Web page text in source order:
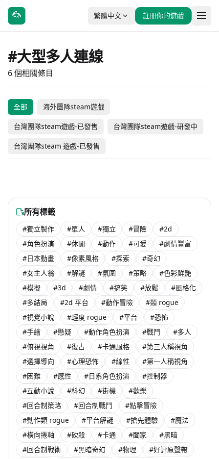
繁體中文 註冊你的遊戲
#大型多人連線
6 個相關條目
全部 海外團隊steam遊戲
台灣團隊steam遊戲-已發售 台灣團隊steam遊戲-研發中
台灣團隊steam 遊戲-已發售
王於興師
#大型多人連線 #角色扮演
超合金衝擊
#動作 #冒險
不朽之树 我愛師大附中HSNU
給地偷地
所有標籤
#獨立製作 #單人 #獨立 #冒險
#2d
#角色扮演
#休閒 #動作 #可愛
#劇情豐富
#日本動畫
#像素風格 #探索
#奇幻
#女主人翁
#解謎 #氛圍 #策略
#色彩鮮艷
#模擬
#3d #劇情 #搞笑 #放鬆
#風格化
#多結局
#2d 平台 #動作冒險
#類 rogue
#視覺小說
#輕度 rogue #平台
#恐怖
#手繪
#懸疑 #動作角色扮演 #戰鬥
#多人
#俯視視角
#復古 #卡通風格
#第三人稱視角
#選擇導向
#心理恐怖 #線性
#第一人稱視角
#困難
#感性 #日系角色扮演
#控制器
#互動小說
#科幻 #街機
#歡樂
#回合制策略
#回合制戰鬥
#點擊冒險
#動作類 rogue
#平台解謎 #搶先體驗
#魔法
#橫向捲軸
#砍殺 #卡通 #闔家
#黑暗
#回合制戰術
#黑暗奇幻 #物理
#好評原聲帶